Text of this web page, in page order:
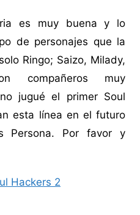
es muy buena y lo
de personajes que la
Ringo; Saizo, Milady,
compañeros muy
jugué el primer Soul
esta línea en el futuro
Persona. Por favor y
Hackers 2